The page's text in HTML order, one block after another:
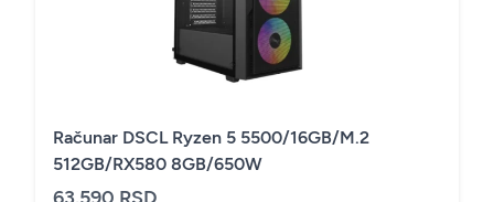
Računar DSCL Ryzen 5 5500/16GB/M.2
512GB/RX580 8GB/650W